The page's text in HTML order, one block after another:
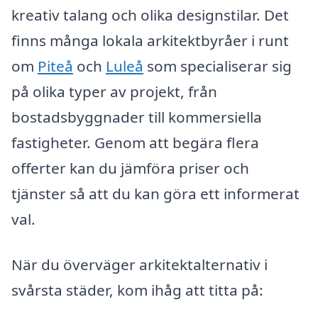
kreativ talang och olika designstilar. Det
finns många lokala arkitektbyråer i runt
om Piteå och Luleå som specialiserar sig
på olika typer av projekt, från
bostadsbyggnader till kommersiella
fastigheter. Genom att begära flera
offerter kan du jämföra priser och
tjänster så att du kan göra ett informerat
val.
När du överväger arkitektalternativ i
svårsta städer, kom ihåg att titta på: